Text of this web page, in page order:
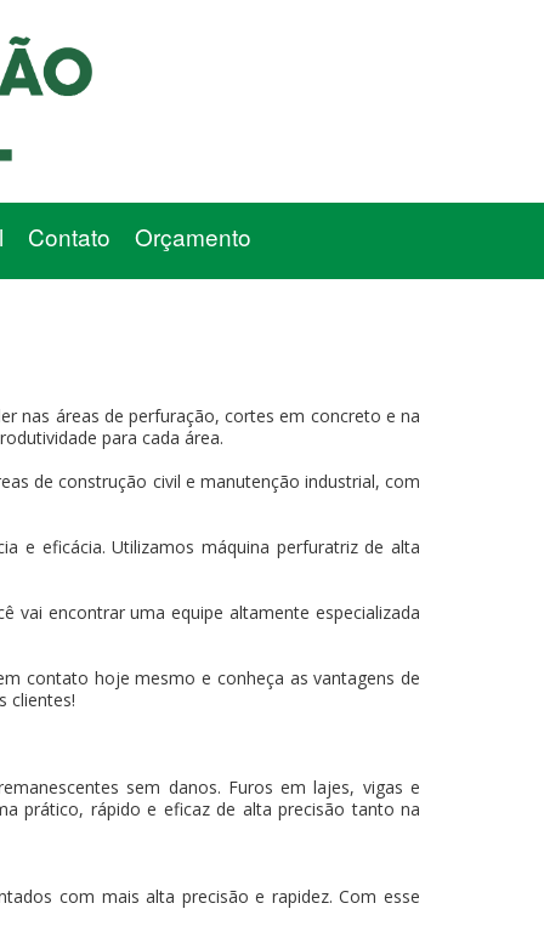
Contato Orçamento
nas áreas de perfuração, cortes em concreto e na
para cada área.
de construção civil e manutenção industrial, com
e eficácia. Utilizamos máquina perfuratriz de alta
vai encontrar uma equipe altamente especializada
contato hoje mesmo e conheça as vantagens de
clientes!
sem danos. Furos em lajes, vigas e
prático, rápido e eficaz de alta precisão tanto na
com mais alta precisão e rapidez. Com esse